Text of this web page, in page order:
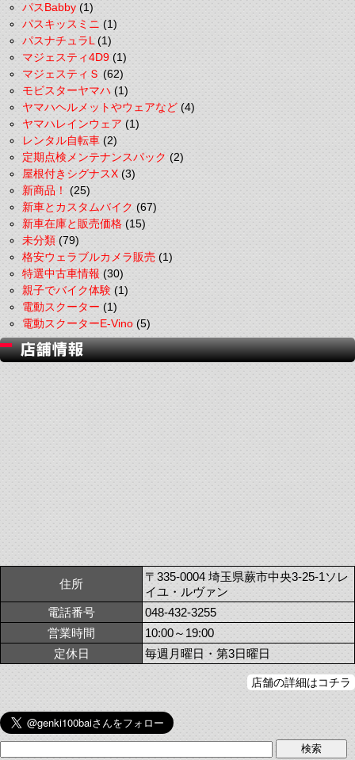
パスBabby(1)
パスキッスミニ(1)
パスナチュラL(1)
マジェスティ4D9(1)
マジェスティＳ(62)
モビスターヤマハ(1)
ヤマハヘルメットやウェアなど(4)
ヤマハレインウェア(1)
レンタル自転車(2)
定期点検メンテナンスパック(2)
屋根付きシグナスX(3)
新商品！(25)
新車とカスタムバイク(67)
新車在庫と販売価格(15)
未分類(79)
格安ウェラブルカメラ販売(1)
特選中古車情報(30)
親子でバイク体験(1)
電動スクーター(1)
電動スクーターE-Vino(5)
住所
〒335-0004 埼玉県蕨市中央3-25-1ソレ
イユ・ルヴァン
電話番号
048-432-3255
営業時間
10:00～19:00
定休日
毎週月曜日・第3日曜日
店舗の詳細はコチラ